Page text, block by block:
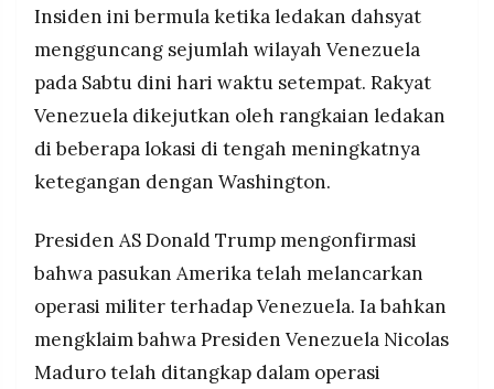
Insiden ini bermula ketika ledakan dahsyat
mengguncang sejumlah wilayah Venezuela
pada Sabtu dini hari waktu setempat. Rakyat
Venezuela dikejutkan oleh rangkaian ledakan
di beberapa lokasi di tengah meningkatnya
ketegangan dengan Washington.
Presiden AS Donald Trump mengonfirmasi
bahwa pasukan Amerika telah melancarkan
operasi militer terhadap Venezuela. Ia bahkan
mengklaim bahwa Presiden Venezuela Nicolas
Maduro telah ditangkap dalam operasi